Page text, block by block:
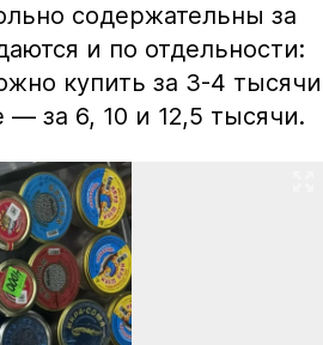
содержательны за
и по отдельности:
купить за 3-4 тысячи
за 6, 10 и 12,5 тысячи.